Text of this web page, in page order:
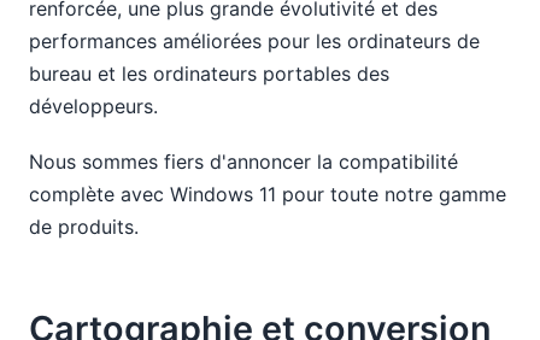
renforcée, une plus grande évolutivité et des
performances améliorées pour les ordinateurs de
bureau et les ordinateurs portables des
développeurs.
Nous sommes fiers d'annoncer la compatibilité
complète avec Windows 11 pour toute notre gamme
de produits.
Cartographie et conversion